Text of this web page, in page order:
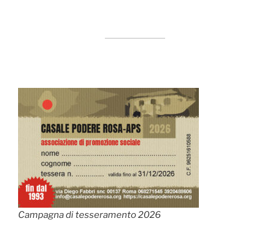
Campagna di tesseramento 2026